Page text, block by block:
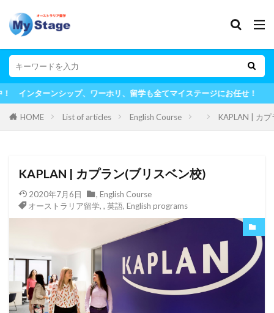
ホリ、留学も全てマイステージにお任せ！
HOME List of articles English Course KAPLAN | カ
KAPLAN | カプラン(ブリスベン校)
2020年7月6日 , English Course
オーストラリア留学, , 英語, English programs